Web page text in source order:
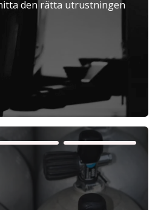
Exkl. moms
Inkl. moms
den rätta utrustningen